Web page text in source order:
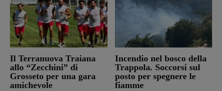
Il Terranuova Traiana
allo “Zecchini” di
Grosseto per una gara
amichevole
Incendio nel bosco della
Trappola. Soccorsi sul
posto per spegnere le
fiamme